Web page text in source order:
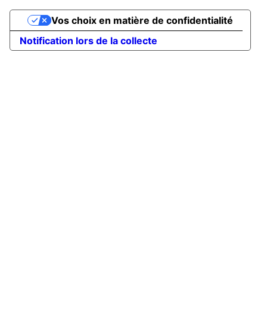
Notification lors de la collecte
Vos choix en matière de confidentialité